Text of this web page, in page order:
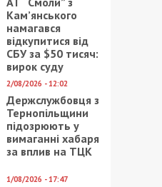
Кам’янського
намагався
відкупитися від
СБУ за $50 тисяч:
вирок суду
2/08/2026 - 12:02
Держслужбовця з
Тернопільщини
підозрюють у
вимаганні хабаря
за вплив на ТЦК
1/08/2026 - 17:47